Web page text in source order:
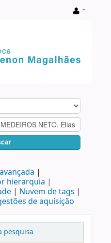
hierarquia
Nuvem de tags
de aquisição
pesquisa